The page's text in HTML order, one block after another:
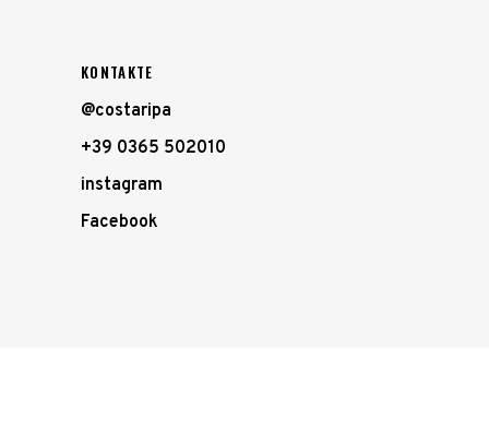
KONTAKTE
@costaripa
+39 0365 502010
instagram
Facebook